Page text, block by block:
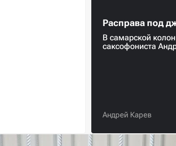
Расправа под
В самарской
саксофониста
Андрей Карев